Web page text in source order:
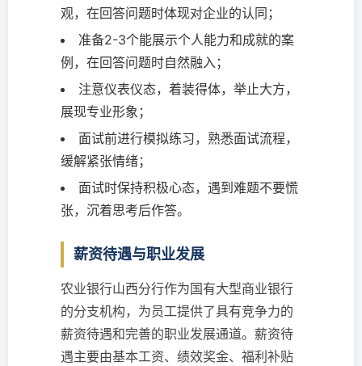
观，在回答问题时体现对企业的认同；
准备2-3个能展示个人能力和成就的案
例，在回答问题时自然融入；
注意仪表仪态，着装得体，举止大方，
展现专业形象；
面试前进行模拟练习，熟悉面试流程，
缓解紧张情绪；
面试时保持积极心态，遇到难题不要慌
张，沉着思考后作答。
薪资待遇与职业发展
农业银行山西分行作为国有大型商业银行
的分支机构，为员工提供了具有竞争力的
薪资待遇和完善的职业发展通道。薪资待
遇主要由基本工资、绩效奖金、福利补贴